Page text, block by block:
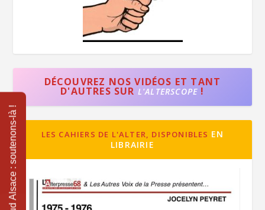
DÉCOUVREZ NOS VIDÉOS ET TANT
D'AUTRES SUR L'ALTERSCOPE !
LES CAHIERS DE L'ALTER, DISPONIBLES EN
LIBRAIRIE